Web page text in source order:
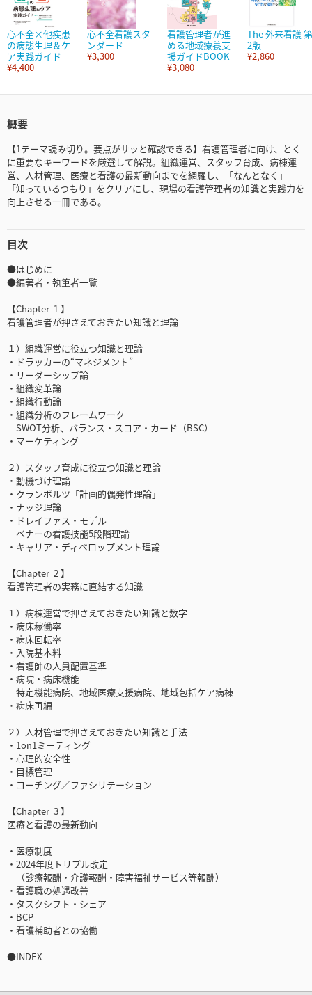
心不全×他疾患
の病態生理＆ケ
ア実践ガイド
¥4,400
心不全看護スタ
ンダード
¥3,300
看護管理者が進
める地域療養支
援ガイドBOOK
¥3,080
The 外来看護 第
2版
¥2,860
概要
【1テーマ読み切り。要点がサッと確認できる】看護管理者に向け、とく
に重要なキーワードを厳選して解説。組織運営、スタッフ育成、病棟運
営、人材管理、医療と看護の最新動向までを網羅し、「なんとなく」
「知っているつもり」をクリアにし、現場の看護管理者の知識と実践力を
向上させる一冊である。
目次
●はじめに
●編著者・執筆者一覧
【Chapter １】
看護管理者が押さえておきたい知識と理論
１）組織運営に役立つ知識と理論
・ドラッカーの“マネジメント”
・リーダーシップ論
・組織変革論
・組織行動論
・組織分析のフレームワーク
SWOT分析、バランス・スコア・カード（BSC）
・マーケティング
２）スタッフ育成に役立つ知識と理論
・動機づけ理論
・クランボルツ「計画的偶発性理論」
・ナッジ理論
・ドレイファス・モデル
ベナーの看護技能5段階理論
・キャリア・ディベロップメント理論
【Chapter ２】
看護管理者の実務に直結する知識
１）病棟運営で押さえておきたい知識と数字
・病床稼働率
・病床回転率
・入院基本料
・看護師の人員配置基準
・病院・病床機能
特定機能病院、地域医療支援病院、地域包括ケア病棟
・病床再編
２）人材管理で押さえておきたい知識と手法
・1on1ミーティング
・心理的安全性
・目標管理
・コーチング／ファシリテーション
【Chapter ３】
医療と看護の最新動向
・医療制度
・2024年度トリプル改定
（診療報酬・介護報酬・障害福祉サービス等報酬）
・看護職の処遇改善
・タスクシフト・シェア
・BCP
・看護補助者との協働
●INDEX